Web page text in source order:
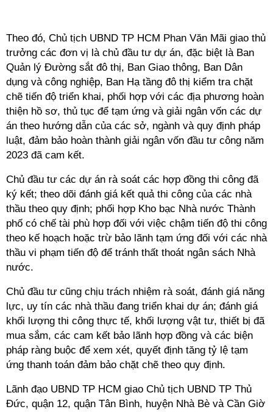
Theo đó, Chủ tịch UBND TP HCM Phan Văn Mãi giao thủ
trưởng các đơn vị là chủ đầu tư dự án, đặc biệt là Ban
Quản lý Đường sắt đô thị, Ban Giao thông, Ban Dân
dụng và công nghiệp, Ban Hạ tầng đô thị kiểm tra chặt
chẽ tiến độ triển khai, phối hợp với các địa phương hoàn
thiện hồ sơ, thủ tục để tạm ứng và giải ngân vốn các dự
án theo hướng dẫn của các sở, ngành và quy định pháp
luật, đảm bảo hoàn thành giải ngân vốn đầu tư công năm
2023 đã cam kết.
Chủ đầu tư các dự án rà soát các hợp đồng thi công đã
ký kết; theo dõi đánh giá kết quả thi công của các nhà
thầu theo quy định; phối hợp Kho bạc Nhà nước Thành
phố có chế tài phù hợp đối với việc chậm tiến độ thi công
theo kế hoạch hoặc trừ bảo lãnh tạm ứng đối với các nhà
thầu vi phạm tiến độ để tránh thất thoát ngân sách Nhà
nước.
Chủ đầu tư cũng chịu trách nhiệm rà soát, đánh giá năng
lực, uy tín các nhà thầu đang triển khai dự án; đánh giá
khối lượng thi công thực tế, khối lượng vật tư, thiết bị đã
mua sắm, các cam kết bảo lãnh hợp đồng và các biện
pháp ràng buộc để xem xét, quyết định tăng tỷ lệ tạm
ứng thanh toán đảm bảo chặt chẽ theo quy định.
Lãnh đạo UBND TP HCM giao Chủ tịch UBND TP Thủ
Đức, quận 12, quận Tân Bình, huyện Nhà Bè và Cần Giờ